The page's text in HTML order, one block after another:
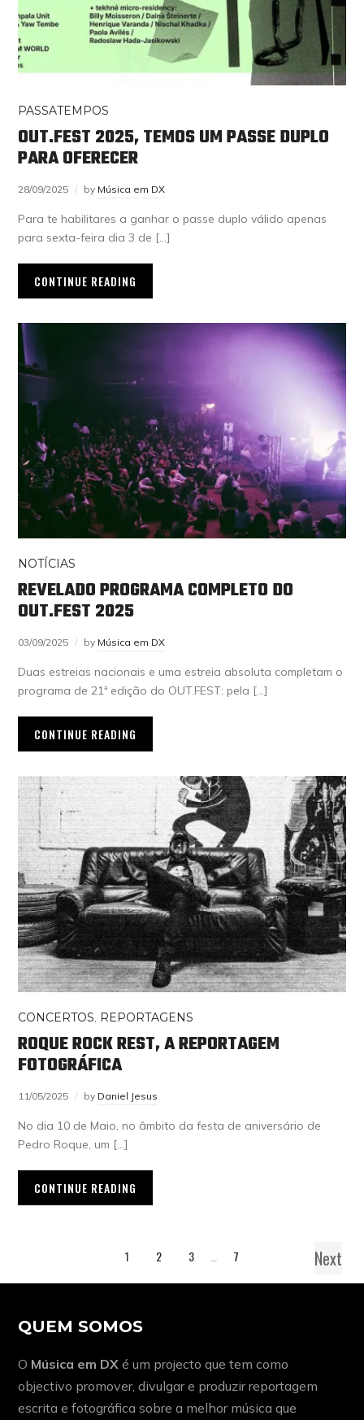
PASSATEMPOS
OUT.FEST 2025, TEMOS UM PASSE DUPLO
PARA OFERECER
28/09/2025 by Música em DX
Para te habilitares a ganhar o passe duplo válido apenas
para sexta-feira dia 3 de […]
CONTINUE READING
NOTÍCIAS
REVELADO PROGRAMA COMPLETO DO
OUT.FEST 2025
03/09/2025 by Música em DX
Duas estreias nacionais e uma estreia absoluta completam o
programa de 21ª edição do OUT.FEST: pela […]
CONTINUE READING
CONCERTOS REPORTAGENS
ROQUE ROCK REST, A REPORTAGEM
FOTOGRÁFICA
11/05/2025 by Daniel Jesus
No dia 10 de Maio, no âmbito da festa de aniversário de
Pedro Roque, um […]
CONTINUE READING
1 2 3 7 Next
QUEM SOMOS
O Música em DX é um projecto que tem como
objectivo promover, divulgar e produzir reportagem
escrita e fotográfica sobre a melhor música que